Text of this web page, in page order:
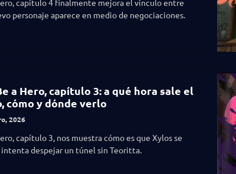
capítulo 4 finalmente mejora el vínculo entre
personaje aparece en medio de negociaciones.
a Hero, capítulo 3: a qué hora sale el
cómo y dónde verlo
2026
capítulo 3, nos muestra cómo es que Xylos se
despejar un túnel sin Teoritta.